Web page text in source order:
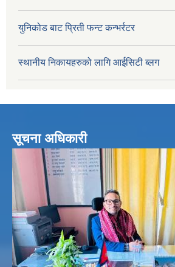
युनिकोड बाट प्रिती फन्ट कन्भर्रटर
स्थानीय निकायहरुको लागि आईसिटी ब्लग
सूचना अधिकारी